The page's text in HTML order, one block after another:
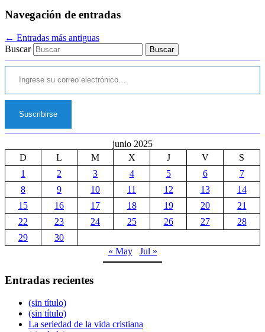
Navegación de entradas
← Entradas más antiguas
Buscar
Ingrese su correo electrónico…
Suscribirse
junio 2025
D
L M X J V
S
1
2 3 4 5 6
7
8
9 10 11 12 13
14
15
16 17 18 19 20
21
22
23 24 25 26 27
28
29
30
« May
Jul »
Entradas recientes
(sin título)
(sin título)
La seriedad de la vida cristiana